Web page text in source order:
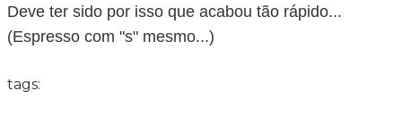
Deve ter sido por isso que acabou tão rápido...
(Espresso com "s" mesmo...)
tags: